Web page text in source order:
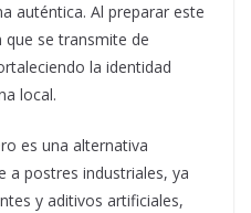
auténtica. Al preparar este
que se transmite de
la identidad
local.
es una alternativa
a postres industriales, ya
y aditivos artificiales,